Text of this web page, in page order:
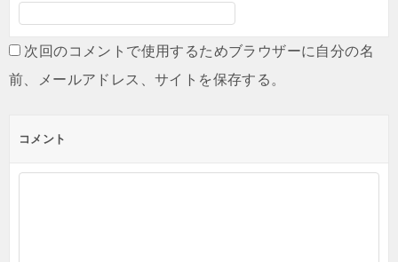
次回のコメントで使用するためブラウザーに自分の名
前、メールアドレス、サイトを保存する。
コメント